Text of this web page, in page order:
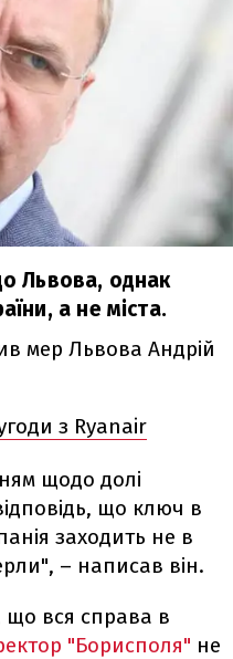
Львова, однак
а не міста.
мер Львова Андрій
з Ryanair
щодо долі
що ключ в
заходить не в
– написав він.
що вся справа в
"Борисполя" не